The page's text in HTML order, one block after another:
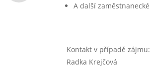
A další
Kontakt v případě zájmu:
Radka Krejčová